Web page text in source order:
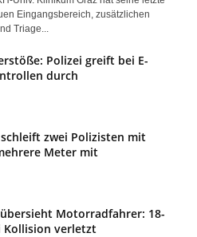
Eingangsbereich, zusätzlichen
Triage...
Polizei greift bei E-
durch
schleift zwei Polizisten mit
Meter mit
Motorradfahrer: 18-
Kollision verletzt